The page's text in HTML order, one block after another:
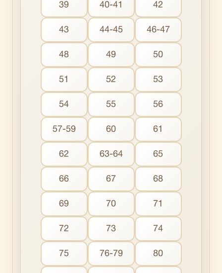
39 40-41 42
43 44-45 46-47
48 49 50
51 52 53
54 55 56
57-59 60 61
62 63-64 65
66 67 68
69 70 71
72 73 74
75 76-79 80